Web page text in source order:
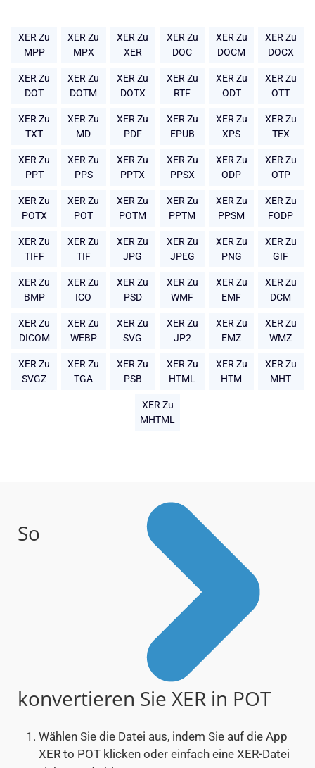
XER Zu
MPP
XER Zu
MPX
XER Zu
XER
XER Zu
DOC
XER Zu
DOCM
XER Zu
DOCX
XER Zu
DOT
XER Zu
DOTM
XER Zu
DOTX
XER Zu
RTF
XER Zu
ODT
XER Zu
OTT
XER Zu
TXT
XER Zu
MD
XER Zu
PDF
XER Zu
EPUB
XER Zu
XPS
XER Zu
TEX
XER Zu
PPT
XER Zu
PPS
XER Zu
PPTX
XER Zu
PPSX
XER Zu
ODP
XER Zu
OTP
XER Zu
POTX
XER Zu
POT
XER Zu
POTM
XER Zu
PPTM
XER Zu
PPSM
XER Zu
FODP
XER Zu
TIFF
XER Zu
TIF
XER Zu
JPG
XER Zu
JPEG
XER Zu
PNG
XER Zu
GIF
XER Zu
BMP
XER Zu
ICO
XER Zu
PSD
XER Zu
WMF
XER Zu
EMF
XER Zu
DCM
XER Zu
DICOM
XER Zu
WEBP
XER Zu
SVG
XER Zu
JP2
XER Zu
EMZ
XER Zu
WMZ
XER Zu
SVGZ
XER Zu
TGA
XER Zu
PSB
XER Zu
HTML
XER Zu
HTM
XER Zu
MHT
XER Zu
MHTML
So
konvertieren Sie XER in POT
Wählen Sie die Datei aus, indem Sie auf die App
XER to POT klicken oder einfach eine XER-Datei